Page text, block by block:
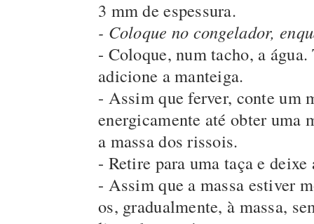
3 mm de espessura.
- Coloque no congelador,
- Coloque, num tacho, a
adicione a manteiga.
- Assim que ferver, conte um
energicamente até obter uma
a massa dos rissois.
- Retire para uma taça e deixe
- Assim que a massa estiver
os, gradualmente, à massa,